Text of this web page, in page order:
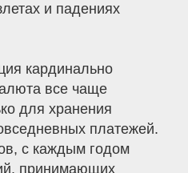
и падениях
кардинально
все чаще
для хранения
платежей.
с каждым годом
принимающих